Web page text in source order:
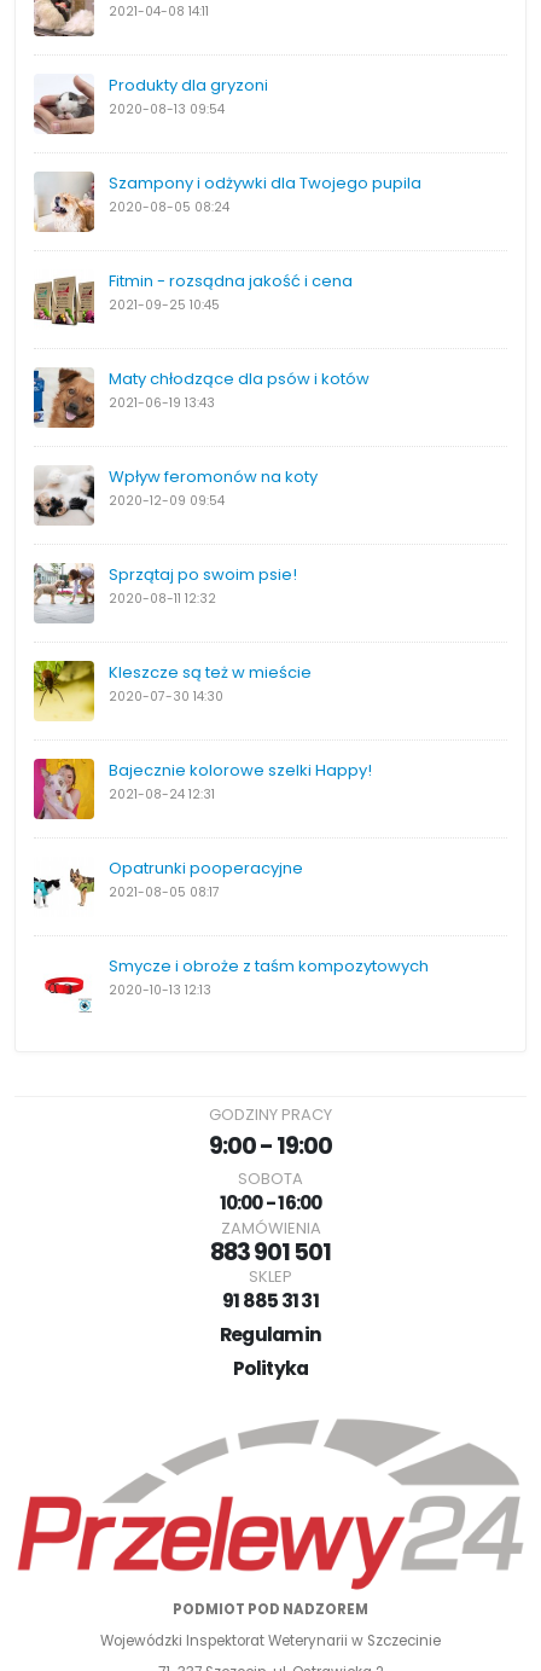
2021-04-08 14:11
Produkty dla gryzoni
2020-08-13 09:54
Szampony i odżywki dla Twojego pupila
2020-08-05 08:24
Fitmin - rozsądna jakość i cena
2021-09-25 10:45
Maty chłodzące dla psów i kotów
2021-06-19 13:43
Wpływ feromonów na koty
2020-12-09 09:54
Sprzątaj po swoim psie!
2020-08-11 12:32
Kleszcze są też w mieście
2020-07-30 14:30
Bajecznie kolorowe szelki Happy!
2021-08-24 12:31
Opatrunki pooperacyjne
2021-08-05 08:17
Smycze i obroże z taśm kompozytowych
2020-10-13 12:13
GODZINY PRACY
9:00 - 19:00
SOBOTA
10:00 - 16:00
ZAMÓWIENIA
883 901 501
SKLEP
91 885 31 31
Regulamin
Polityka
PODMIOT POD NADZOREM
Wojewódzki Inspektorat Weterynarii w Szczecinie